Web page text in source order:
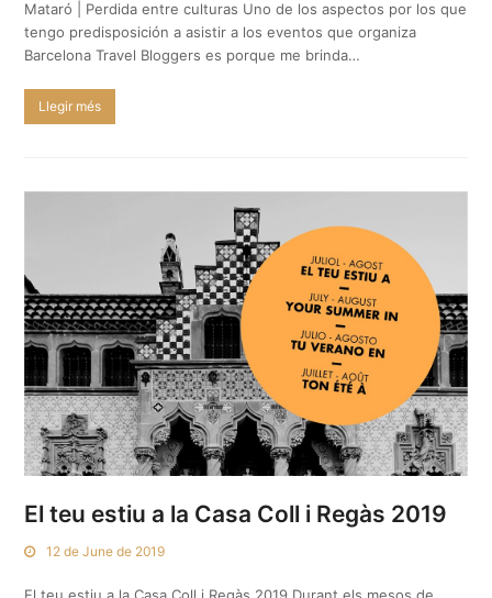
Mataró | Perdida entre culturas Uno de los aspectos por los que
tengo predisposición a asistir a los eventos que organiza
Barcelona Travel Bloggers es porque me brinda…
Llegir més
El teu estiu a la Casa Coll i Regàs 2019
12 de June de 2019
El teu estiu a la Casa Coll i Regàs 2019 Durant els mesos de